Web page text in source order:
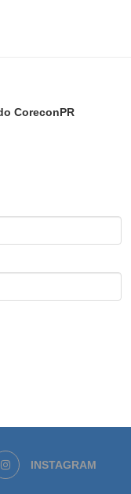
CoreconPR
INSTAGRAM